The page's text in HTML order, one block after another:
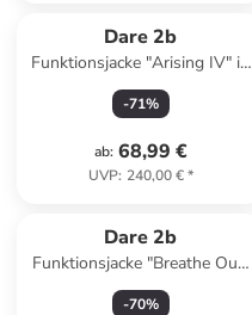
Dare 2b
Funktionsjacke "Arising IV" in
Lhaki
-71%
ab: 68,99 €
UVP: 240,00 €*
Dare 2b
Funktionsjacke "Breathe Out"
in Blaugrau
-70%